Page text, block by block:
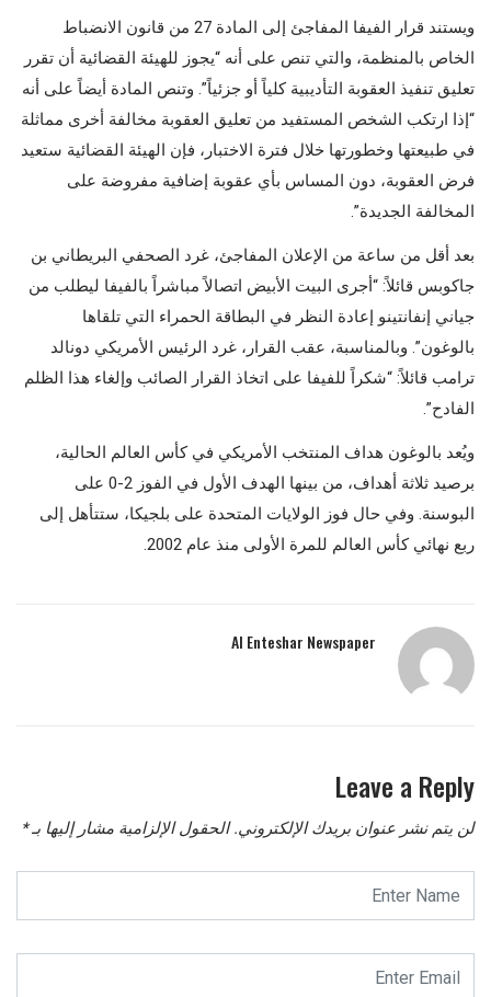
ويستند قرار الفيفا المفاجئ إلى المادة 27 من قانون الانضباط
الخاص بالمنظمة، والتي تنص على أنه “يجوز للهيئة القضائية أن تقرر
تعليق تنفيذ العقوبة التأديبية كلياً أو جزئياً”. وتنص المادة أيضاً على أنه
“إذا ارتكب الشخص المستفيد من تعليق العقوبة مخالفة أخرى مماثلة
في طبيعتها وخطورتها خلال فترة الاختبار، فإن الهيئة القضائية ستعيد
فرض العقوبة، دون المساس بأي عقوبة إضافية مفروضة على
المخالفة الجديدة”.
بعد أقل من ساعة من الإعلان المفاجئ، غرد الصحفي البريطاني بن
جاكوبس قائلاً: “أجرى البيت الأبيض اتصالاً مباشراً بالفيفا ليطلب من
جياني إنفانتينو إعادة النظر في البطاقة الحمراء التي تلقاها
بالوغون”. وبالمناسبة، عقب القرار، غرد الرئيس الأمريكي دونالد
ترامب قائلاً: “شكراً للفيفا على اتخاذ القرار الصائب وإلغاء هذا الظلم
الفادح”.
ويُعد بالوغون هداف المنتخب الأمريكي في كأس العالم الحالية،
برصيد ثلاثة أهداف، من بينها الهدف الأول في الفوز 2-0 على
البوسنة. وفي حال فوز الولايات المتحدة على بلجيكا، ستتأهل إلى
ربع نهائي كأس العالم للمرة الأولى منذ عام 2002.
Al Enteshar Newspaper
Leave a Reply
لن يتم نشر عنوان بريدك الإلكتروني. الحقول الإلزامية مشار إليها بـ*